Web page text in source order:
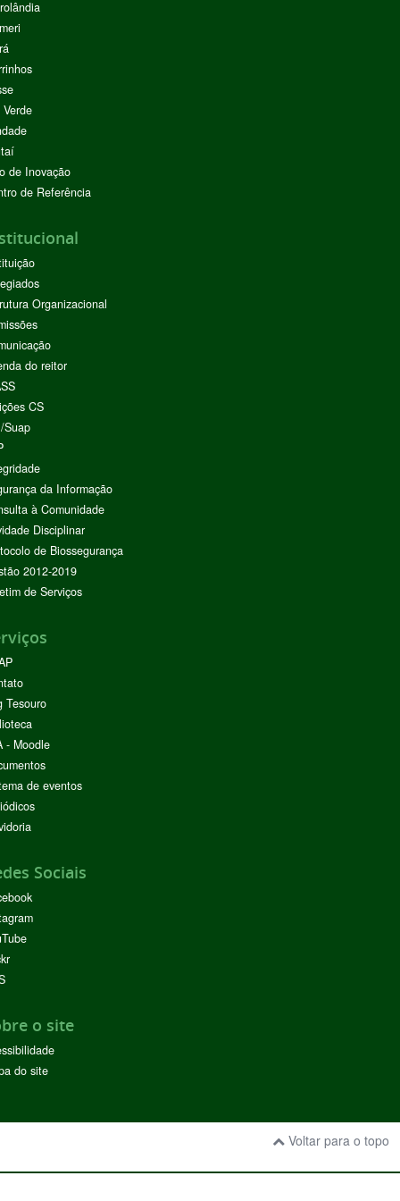
de Inovação
de Referência
Organizacional
do reitor
CS
Suap
da Informação
à Comunidade
Disciplinar
de Biossegurança
2012-2019
de Serviços
Tesouro
- Moodle
de eventos
Sociais
o site
do site
Voltar para o topo